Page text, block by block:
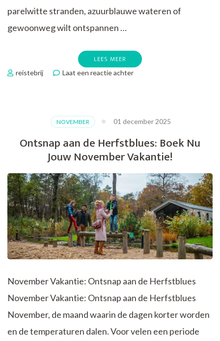
parelwitte stranden, azuurblauwe wateren of
gewoonweg wilt ontspannen …
LEES MEER
reistebrij Laat een reactie achterop
Vakantie
NOVEMBER 01 december 2025
Ontsnap aan de Herfstblues: Boek Nu
Jouw November Vakantie!
November Vakantie: Ontsnap aan de Herfstblues
November Vakantie: Ontsnap aan de Herfstblues
November, de maand waarin de dagen korter worden
en de temperaturen dalen. Voor velen een periode